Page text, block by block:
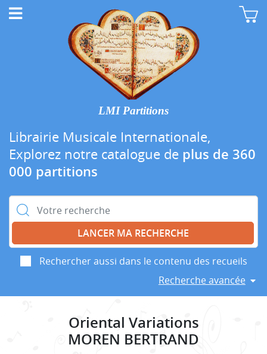
LMI Partitions
Librairie Musicale Internationale,
Explorez notre catalogue de plus de 360
000 partitions
Rechercher :
Rechercher aussi dans le contenu des recueils
Recherche avancée
Oriental Variations
MOREN BERTRAND